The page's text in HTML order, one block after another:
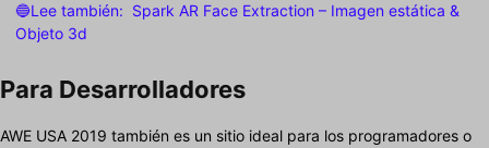
🔵Lee también: Spark AR Face Extraction – Imagen estática &
Objeto 3d
Para Desarrolladores
AWE USA 2019 también es un sitio ideal para los programadores o